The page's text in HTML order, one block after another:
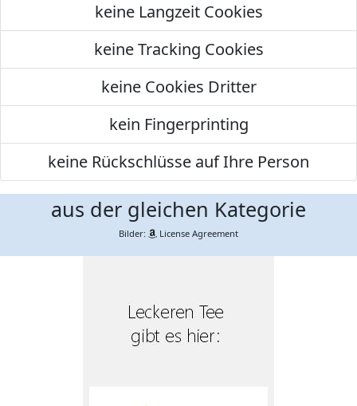
keine Langzeit Cookies
keine Tracking Cookies
keine Cookies Dritter
kein Fingerprinting
keine Rückschlüsse auf Ihre Person
aus der gleichen Kategorie
Bilder: License Agreement